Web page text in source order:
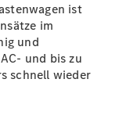
ist
im
und
und bis zu
schnell wieder